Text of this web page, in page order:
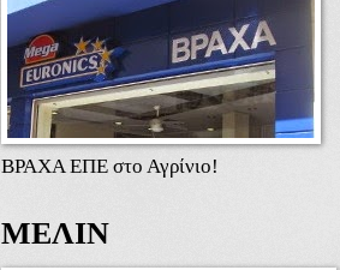
ΒΡΑΧΑ ΕΠΕ στο Αγρίνιο!
ΜΕΛΙΝ